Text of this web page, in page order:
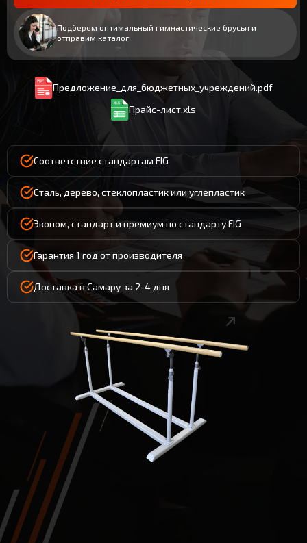
Подберем оптимальный гимнастические брусья и
отправим каталог
Предложение_для_бюджетных_учреждений.pdf
Прайс-лист.xls
Соответствие стандартам FIG
Сталь, дерево, стеклопластик или углепластик
Эконом, стандарт и премиум по стандарту FIG
Гарантия 1 год от производителя
Доставка в Самару за 2-4 дня